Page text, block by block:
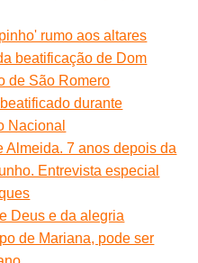
rumo aos altares
beatificação de Dom
de São Romero
durante
Nacional
Almeida. 7 anos depois da
Entrevista especial
Deus e da alegria
de Mariana, pode ser